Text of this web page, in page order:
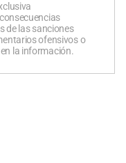
de las sanciones
ofensivos o
la información.